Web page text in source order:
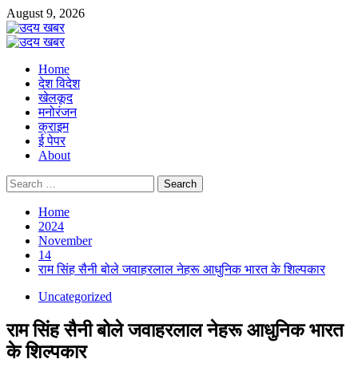
Skip
to
content
August 9, 2026
Primary
Home
देश विदेश
खेलकूद
मनोरंजन
क्राइम
ई पेपर
About
Search
for:
Home
2024
November
14
राम सिंह सैनी बोले जवाहरलाल नेहरू आधुनिक भारत के शिल्पकार
Uncategorized
राम सिंह सैनी बोले जवाहरलाल नेहरू आधुनिक भारत
के शिल्पकार